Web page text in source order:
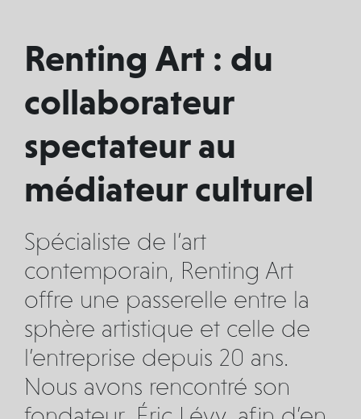
Renting Art : du
collaborateur
spectateur au
médiateur culturel
Spécialiste de l’art
contemporain, Renting Art
offre une passerelle entre la
sphère artistique et celle de
l’entreprise depuis 20 ans.
Nous avons rencontré son